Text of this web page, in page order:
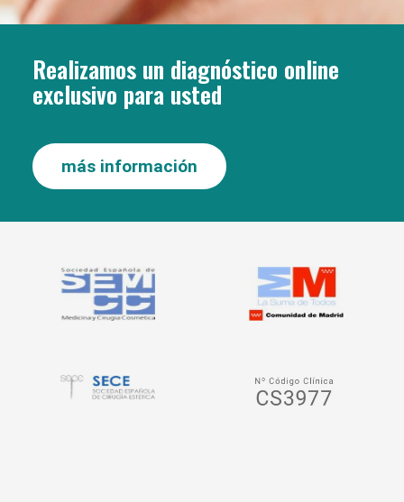
Realizamos un diagnóstico online
exclusivo para usted
más información